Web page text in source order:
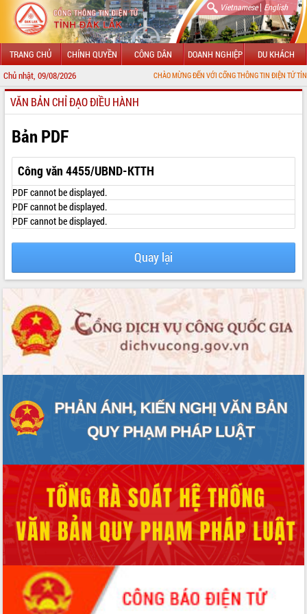
Vietnamese| English
TRANG CHỦ CHÍNH QUYỀN CÔNG DÂN DOANH NGHIỆP DU KHÁCH
Chủ nhật, 09/08/2026 CHÀO MỪNG ĐẾN VỚI CỔNG THÔNG TIN ĐIỆN TỬ TỈNH ĐẮK LẮK
GIỚI THIỆU
LÃNH ĐẠO UBND TỈNH
TIN TỨC SỰ KIỆN
SỞ, BAN, NGÀNH
UBND CÁC XÃ, PHƯỜNG
THÔNG TIN CHỈ ĐẠO ĐIỀU HÀNH
HỆ THỐNG VĂN BẢN
ĐIỂM TIN VĂN BẢN
QUY HOẠCH - KẾ HOẠCH
VĂN BẢN CHỈ ĐẠO ĐIỀU HÀNH
Bản PDF
Công văn 4455/UBND-KTTH
PDF cannot be displayed.
PDF cannot be displayed.
PDF cannot be displayed.
Quay lại